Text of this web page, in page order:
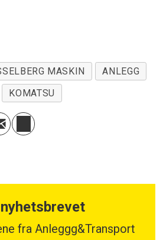
MASKIN
ANLEGG
KOMATSU
fra Anleggg&Transport